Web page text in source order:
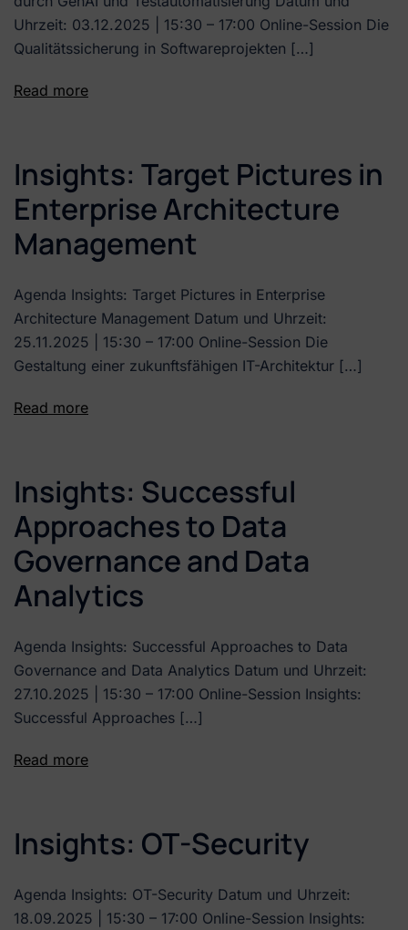
Uhrzeit: 03.12.2025 | 15:30 – 17:00 Online-Session Die
Qualitätssicherung in Softwareprojekten […]
Read more
Insights: Target Pictures in
Enterprise Architecture
Management
Agenda Insights: Target Pictures in Enterprise
Architecture Management Datum und Uhrzeit:
25.11.2025 | 15:30 – 17:00 Online-Session Die
Gestaltung einer zukunftsfähigen IT-Architektur […]
Read more
Insights: Successful
Approaches to Data
Governance and Data
Analytics
Agenda Insights: Successful Approaches to Data
Governance and Data Analytics Datum und Uhrzeit:
27.10.2025 | 15:30 – 17:00 Online-Session Insights:
Successful Approaches […]
Read more
Insights: OT-Security
Agenda Insights: OT-Security Datum und Uhrzeit:
18.09.2025 | 15:30 – 17:00 Online-Session Insights: